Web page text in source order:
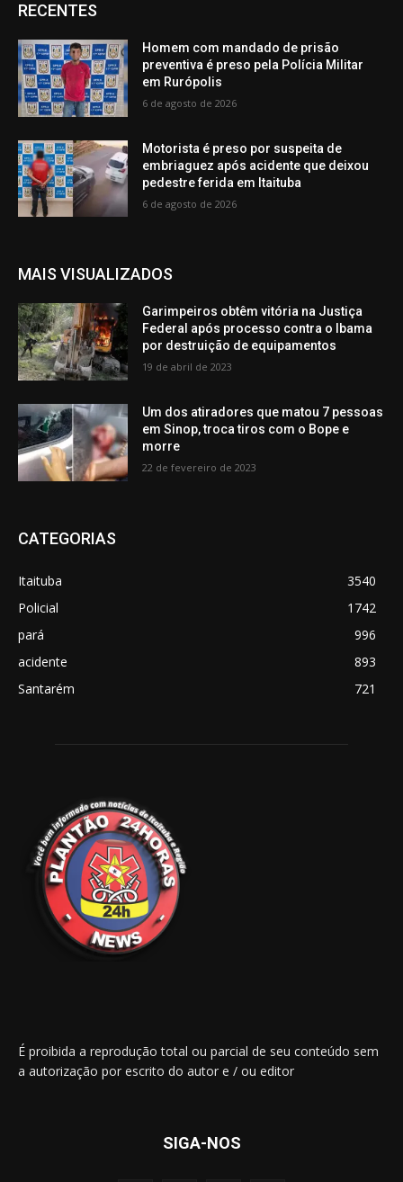
RECENTES
Homem com mandado de prisão
preventiva é preso pela Polícia Militar
em Rurópolis
6 de agosto de 2026
Motorista é preso por suspeita de
embriaguez após acidente que deixou
pedestre ferida em Itaituba
6 de agosto de 2026
MAIS VISUALIZADOS
Garimpeiros obtêm vitória na Justiça
Federal após processo contra o Ibama
por destruição de equipamentos
19 de abril de 2023
Um dos atiradores que matou 7 pessoas
em Sinop, troca tiros com o Bope e
morre
22 de fevereiro de 2023
CATEGORIAS
Itaituba
3540
Policial
1742
pará
996
acidente
893
Santarém
721
É proibida a reprodução total ou parcial de seu conteúdo sem
a autorização por escrito do autor e / ou editor
SIGA-NOS